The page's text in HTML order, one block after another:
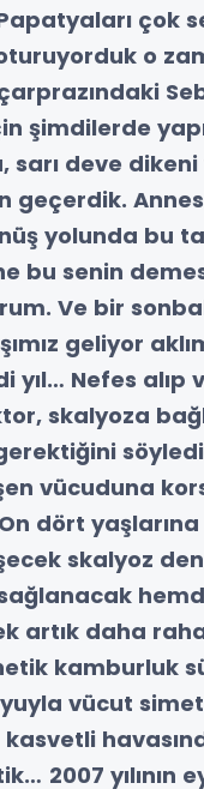
çok
o
çarprazındaki
şimdilerde yapı
sarı deve
geçerdik.
yolunda bu
bu senin
Ve bir
geliyor
yıl… Nefes alıp
skalyoza
vücuduna
On dört
skalyoz
artık daha
kamburluk
vücut
2007 yılının